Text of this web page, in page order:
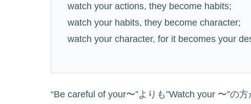
watch your actions, they become habits;
watch your habits, they become character;
watch your character, for it becomes your
“Be careful of your〜”よりも”Watch your 〜”の